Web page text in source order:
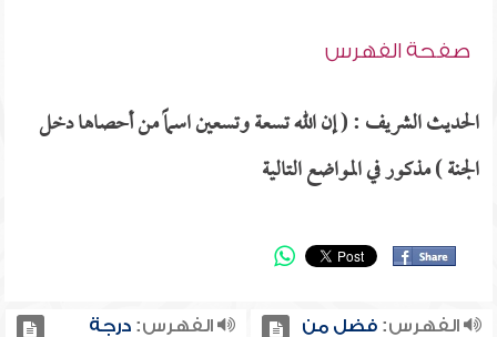
صفحة الفهرس
الحديث الشريف : ( إن الله تسعة وتسعين اسماً من أحصاها دخل
الجنة ) مذكور في المواضع التالية
الفهرس:فضل من
الفهرس:درجة